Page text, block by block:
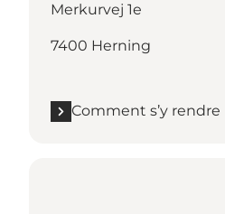
Merkurvej 1e
7400 Herning
Comment s’y rendre